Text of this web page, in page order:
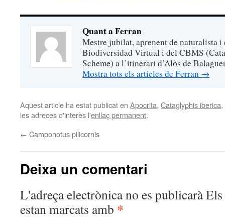
Quant a Ferran
Mestre jubilat, aprenent de naturalista i
Biodiversidad Virtual i del CBMS
Scheme) a l’itinerari d’Alòs de
Mostra tots els articles de Ferran →
Aquest article ha estat publicat en Apocrita, Cataglyphis iberica,
les adreces d'interès l'enllaç permanent.
← Camponotus pilicornis
Deixa un comentari
L'adreça electrònica no es publicaràEls
estan marcats amb *